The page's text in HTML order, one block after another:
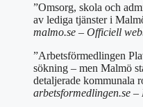
”Omsorg, skola och
av lediga tjänster i
malmo.se – Officiell
”Arbetsförmedlingen
sökning – men Malmö
detaljerade kommunala
arbetsformedlingen.se –